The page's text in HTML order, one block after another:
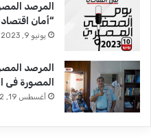
المرصد
“أمان
يونيو 9, 2023
المرصد
المصورة فى
أغسطس 19, 2022